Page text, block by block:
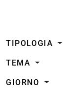
TIPOLOGIA
TEMA
GIORNO